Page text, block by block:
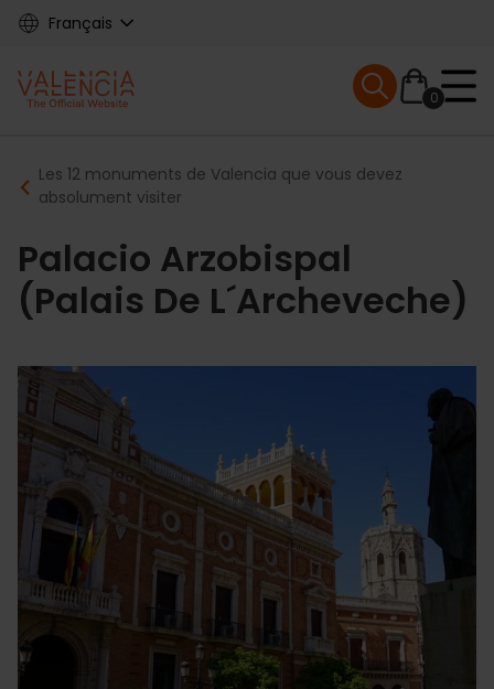
Skip
content
Français
Main
navigation
0
Mobile menu
Breadcrumb
Les 12 monuments de Valencia que vous devez
absolument visiter
Palacio Arzobispal
(Palais De L´Archeveche)